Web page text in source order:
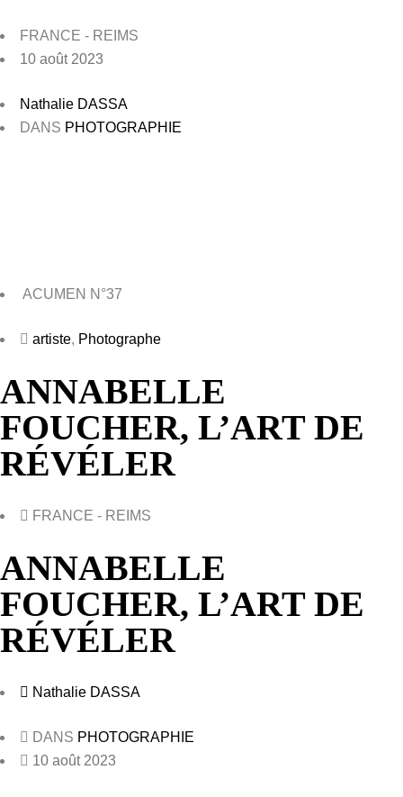
FRANCE - REIMS
10 août 2023
Nathalie DASSA
DANS PHOTOGRAPHIE
ACUMEN N°37
artiste, Photographe
ANNABELLE
FOUCHER, L’ART DE
RÉVÉLER
FRANCE - REIMS
ANNABELLE
FOUCHER, L’ART DE
RÉVÉLER
Nathalie DASSA
DANS PHOTOGRAPHIE
10 août 2023